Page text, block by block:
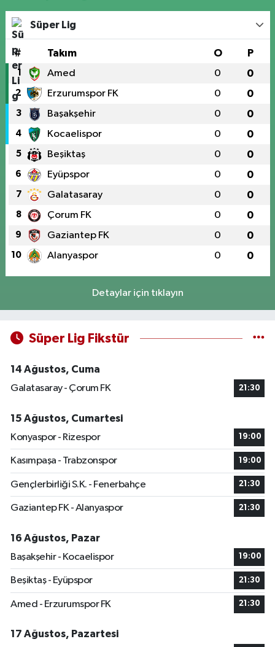
Süper Lig
# Takım O P
1 Amed 0 0
2 Erzurumspor FK 0 0
3 Başakşehir 0 0
4 Kocaelispor 0 0
5 Beşiktaş 0 0
6 Eyüpspor 0 0
7 Galatasaray 0 0
8 Çorum FK 0 0
9 Gaziantep FK 0 0
10 Alanyaspor 0 0
Detaylar için tıklayın
Süper Lig Fikstür
14 Ağustos, Cuma
Galatasaray - Çorum FK
21:30
15 Ağustos, Cumartesi
Konyaspor - Rizespor
19:00
Kasımpaşa - Trabzonspor 19:00
Gençlerbirliği S.K. - Fenerbahçe 21:30
Gaziantep FK - Alanyaspor 21:30
16 Ağustos, Pazar
Başakşehir - Kocaelispor
19:00
Beşiktaş - Eyüpspor 21:30
Amed - Erzurumspor FK 21:30
17 Ağustos, Pazartesi